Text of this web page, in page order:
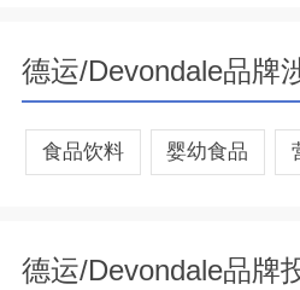
产品皆深受全球各地市场
德运/Devondale品牌
食品饮料 婴幼食品
德运/Devondale品牌